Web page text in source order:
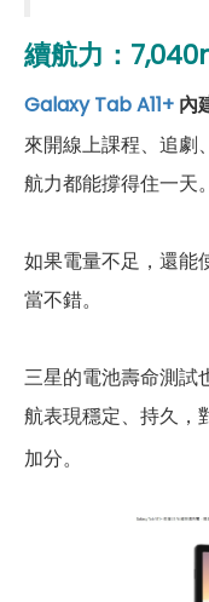
續航力：
Galaxy Tab A11+ 內
來開線上課程、追劇
航力都能撐得住一天。
如果電量不足，還能
當不錯。
三星的電池壽命測試
航表現穩定、持久，
加分。